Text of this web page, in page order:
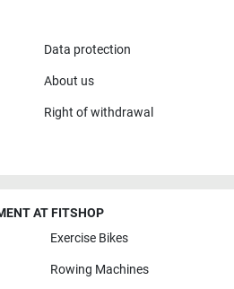
Data protection
About us
Right of withdrawal
AT FITSHOP
Exercise Bikes
Rowing Machines